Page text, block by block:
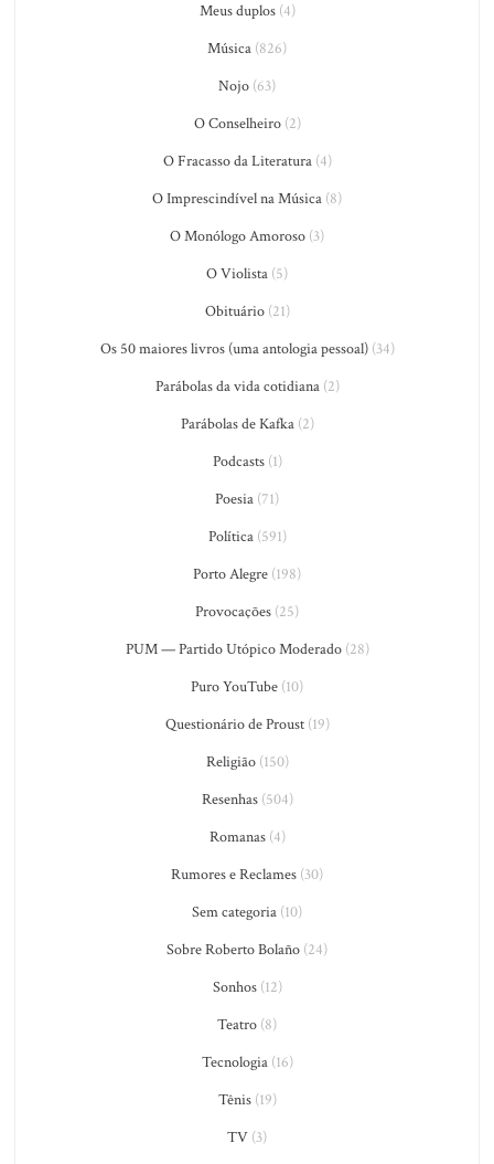
Meus duplos(4)
Música (826)
Nojo (63)
O Conselheiro(2)
O Fracasso da Literatura(4)
O Imprescindível na Música (8)
O Monólogo Amoroso (3)
O Violista (5)
Obituário(21)
Os 50 maiores livros (uma antologia pessoal)(34)
Parábolas da vida cotidiana(2)
Parábolas de Kafka(2)
Podcasts(1)
Poesia (71)
Política(591)
Porto Alegre (198)
Provocações (25)
PUM — Partido Utópico Moderado(28)
Puro YouTube (10)
Questionário de Proust(19)
Religião(150)
Resenhas(504)
Romanas(4)
Rumores e Reclames (30)
Sem categoria (10)
Sobre Roberto Bolaño (24)
Sonhos(12)
Teatro (8)
Tecnologia(16)
Tênis(19)
TV (3)